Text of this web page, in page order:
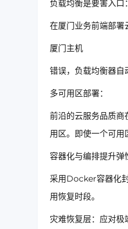
负载均衡是要害入口：
在厦门业务前端部署
厦门主机
错误，负载均衡器自
多可用区部署：
前沿的云服务品质
用区。即使一个可用
容器化与编排提升弹
采用Docker容器化
用恢复时段。
灾难恢复层：应对极